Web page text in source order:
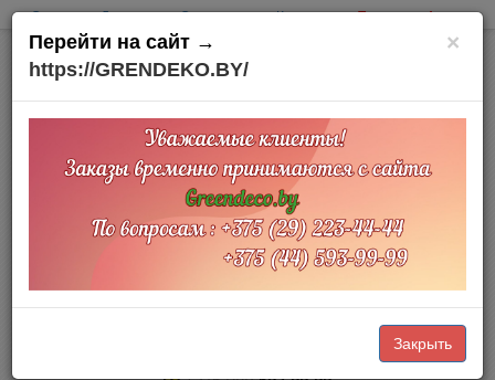
Оплата Доставка О компании Контакты Товары на Акции
Офис и склад:
Минский район
д. Тарасово
Тарасовский пр.,3
Доставка по Беларуси
Прием заказов Online через корзину — 24/7 (наличный и безналичный
×
Перейти на сайт →
https://GRENDEKO.BY/
Закрыть